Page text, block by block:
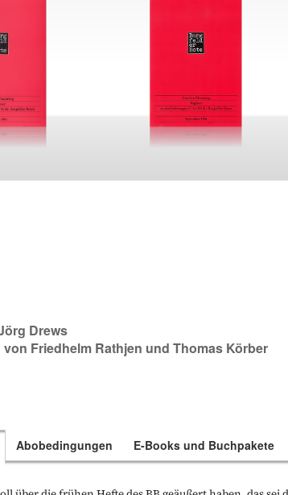
Drews
von Friedhelm Rathjen und Thomas Körber
Abobedingungen E-Books und Buchpakete